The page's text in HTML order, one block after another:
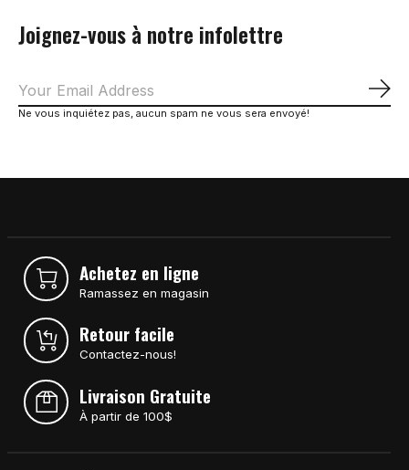
Joignez-vous à notre infolettre
Ne vous inquiétez pas, aucun spam ne vous sera envoyé!
Achetez en ligne
Ramassez en magasin
Retour facile
Contactez-nous!
Livraison Gratuite
À partir de 100$